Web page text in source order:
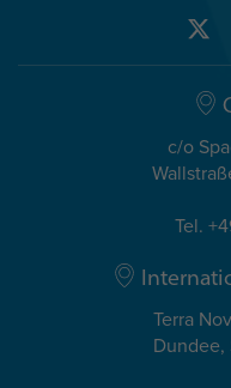
c/o
Tel.
Terra
Dundee,